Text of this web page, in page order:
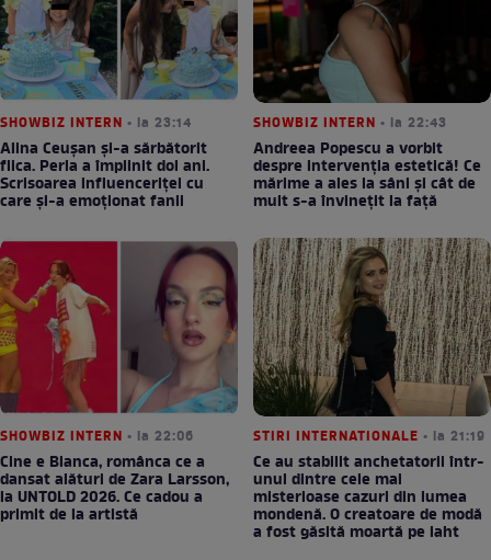
SHOWBIZ INTERN • la 23:14
Alina Ceușan și-a sărbătorit
fiica. Perla a împlinit doi ani.
Scrisoarea influenceriței cu
care și-a emoționat fanii
SHOWBIZ INTERN • la 22:43
Andreea Popescu a vorbit
despre intervenția estetică! Ce
mărime a ales la sâni și cât de
mult s-a învinețit la față
SHOWBIZ INTERN • la 22:06
Cine e Bianca, românca ce a
dansat alături de Zara Larsson,
la UNTOLD 2026. Ce cadou a
primit de la artistă
STIRI INTERNATIONALE • la 21:19
Ce au stabilit anchetatorii într-
unul dintre cele mai
misterioase cazuri din lumea
mondenă. O creatoare de modă
a fost găsită moartă pe iaht